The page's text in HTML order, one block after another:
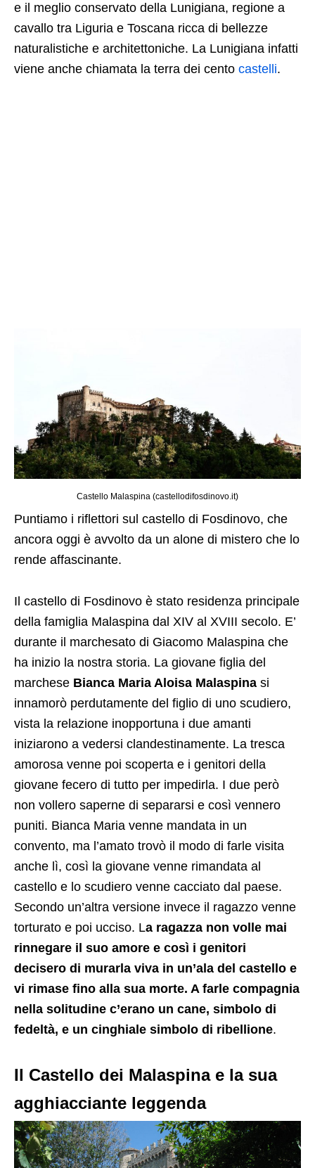
e il meglio conservato della Lunigiana, regione a
cavallo tra Liguria e Toscana ricca di bellezze
naturalistiche e architettoniche. La Lunigiana infatti
viene anche chiamata la terra dei cento castelli.
Castello Malaspina (castellodifosdinovo.it)
Puntiamo i riflettori sul castello di Fosdinovo, che
ancora oggi è avvolto da un alone di mistero che lo
rende affascinante.
Il castello di Fosdinovo è stato residenza principale
della famiglia Malaspina dal XIV al XVIII secolo. E’
durante il marchesato di Giacomo Malaspina che
ha inizio la nostra storia. La giovane figlia del
marchese Bianca Maria Aloisa Malaspina si
innamorò perdutamente del figlio di uno scudiero,
vista la relazione inopportuna i due amanti
iniziarono a vedersi clandestinamente. La tresca
amorosa venne poi scoperta e i genitori della
giovane fecero di tutto per impedirla. I due però
non vollero saperne di separarsi e così vennero
puniti. Bianca Maria venne mandata in un
convento, ma l’amato trovò il modo di farle visita
anche lì, così la giovane venne rimandata al
castello e lo scudiero venne cacciato dal paese.
Secondo un’altra versione invece il ragazzo venne
torturato e poi ucciso. La ragazza non volle mai
rinnegare il suo amore e così i genitori
decisero di murarla viva in un’ala del castello e
vi rimase fino alla sua morte. A farle compagnia
nella solitudine c’erano un cane, simbolo di
fedeltà, e un cinghiale simbolo di ribellione.
Il Castello dei Malaspina e la sua
agghiacciante leggenda